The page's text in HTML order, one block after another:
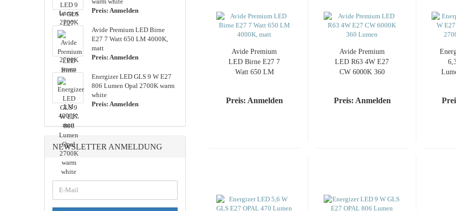
Lithium
Nickel-Cadmium
Avide Pre­mi­um
LED Birne E27 7
Watt 650 LM
Preis: Anmelden
Avide Pre­mi­um
LED R63 4W E27
CW 6000K 360
Preis: Anmelden
Preis: Anmelden
Avide Pre­mi­um LED Birne
E27 7 Watt 650 LM 4000K,
matt
Preis: Anmelden
En­er­gi­zer LED GLS 9 W E27
806 Lumen Opal 2700K warm
white
Preis: Anmelden
NEWSLETTER ANMELDUNG
ZUR
E-
Mail